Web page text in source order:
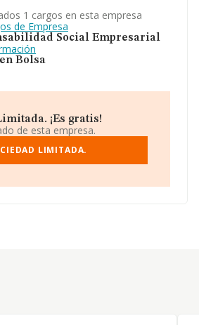
1 cargos en esta empresa
de Empresa
Social Empresarial
Bolsa
¡Es gratis!
de esta empresa.
LIMITADA.